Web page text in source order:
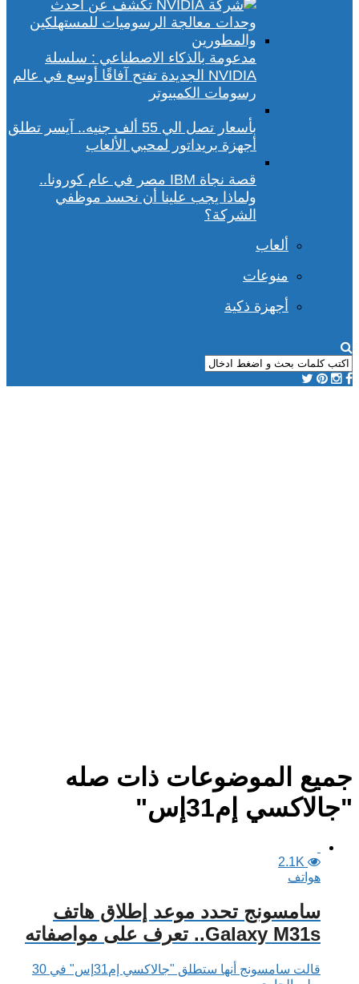
مدعومة بالذكاء الاصطناعي : سلسلة
NVIDIA الجديدة تفتح آفاقًا أوسع في عالم
رسومات الكمبيوتر
بأسعار تصل الي 55 ألف جنيه.. آيسر تطلق
أجهزة بريداتور لمحبي الألعاب
قصة نجاة IBM مصر في عام كورونا..
ولماذا يجب علينا أن نحسد موظفي
الشركة؟
ألعاب
منوعات
أجهزة ذكية
جميع الموضوعات ذات صله
"جالاكسي إم31إس"
2.1K
هواتف
سامسونج تحدد موعد إطلاق هاتف
Galaxy M31s.. تعرف على مواصفاته
قالت سامسونج أنها ستطلق "جالاكسي إم31إس" في 30